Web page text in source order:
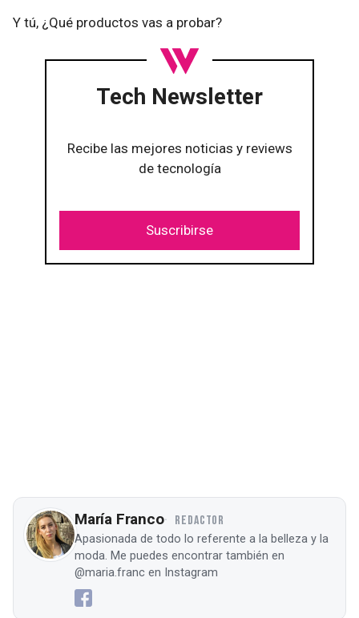
Y tú, ¿Qué productos vas a probar?
Tech Newsletter
Recibe las mejores noticias y reviews
de tecnología
Suscribirse
María Franco REDACTOR
Apasionada de todo lo referente a la belleza y la
moda. Me puedes encontrar también en
@maria.franc en Instagram